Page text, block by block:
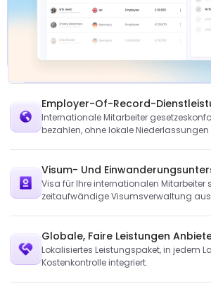
Employer-Of-Record-
Internationale Mitarbeiter
bezahlen, ohne lokale
Visum- Und
Visa für Ihre internationalen Mitarbeiter
zeitaufwändige Visumsverwaltung
Globale, Faire Leistungen
Lokalisiertes Leistungspaket, in jedem
Kostenkontrolle integriert.